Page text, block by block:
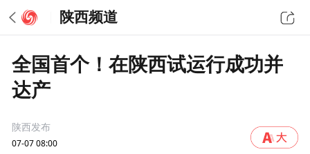
陕西频道
全国首个！在陕西试运行成功并
达产
陕西发布
07-07 08:00